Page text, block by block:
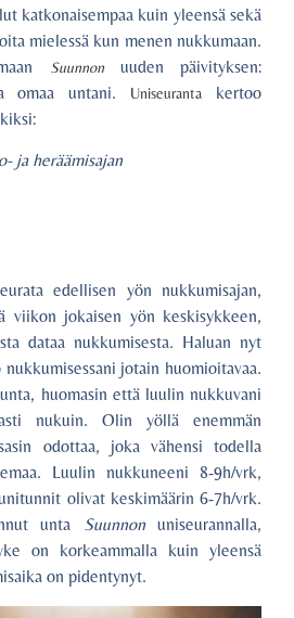
katkonaisempaa kuin yleensä sekä
mielessä kun menen nukkumaan.
Suunnonuuden päivityksen:
omaa untani. Uniseuranta
kertoo
ja heräämisajan
edellisen yön nukkumisajan,
viikon jokaisen yön keskisykkeen,
dataa nukkumisesta. Haluan nyt
nukkumisessani jotain huomioitavaa.
huomasin että luulin nukkuvani
nukuin. Olin yöllä enemmän
odottaa, joka vähensi todella
Luulin nukkuneeni 8-9h/vrk,
olivat keskimäärin 6-7h/vrk.
unta Suunnonuniseurannalla,
on korkeammalla kuin yleensä
on pidentynyt.